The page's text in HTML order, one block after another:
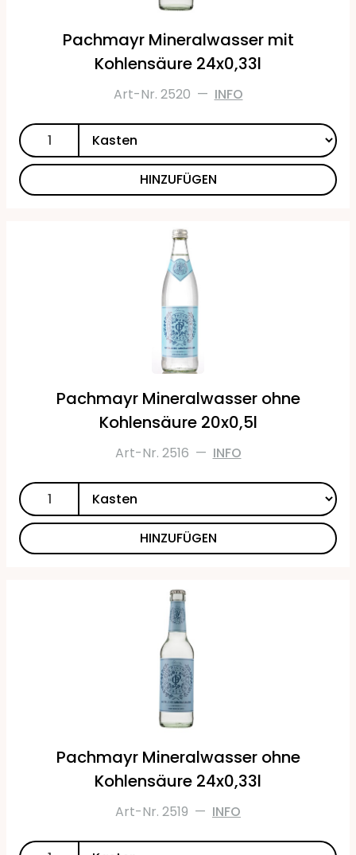
Pachmayr Mineralwasser mit
Kohlensäure 24x0,33l
Art-Nr. 2520 — INFO
HINZUFÜGEN
Pachmayr Mineralwasser ohne
Kohlensäure 20x0,5l
Art-Nr. 2516 — INFO
HINZUFÜGEN
Pachmayr Mineralwasser ohne
Kohlensäure 24x0,33l
Art-Nr. 2519 — INFO